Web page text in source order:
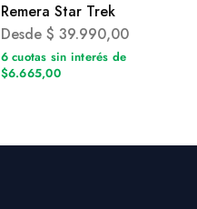
Remera Star Trek
Desde $ 39.990,00
6 cuotas sin interés de
$6.665,00